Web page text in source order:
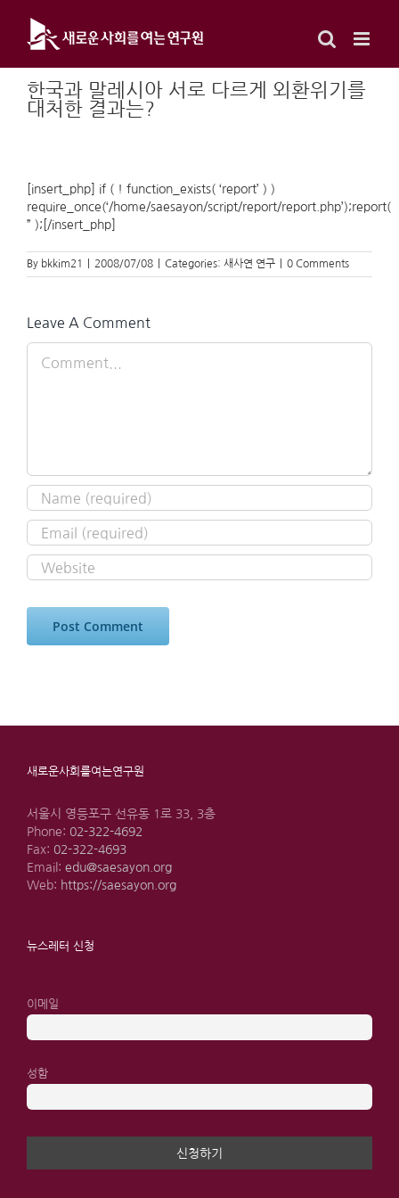
content
한국과 말레시아 서로 다르게 외환위기를
대처한 결과는?
[insert_php] if ( ! function_exists( ‘report’ ) )
require_once(‘/home/saesayon/script/report/report.php’);report(
” );[/insert_php]
By bkkim21 2008/07/08 Categories: 새사연 연구 0 Comments
Leave A Comment
새로운사회를여는연구원
서울시 영등포구 선유동 1로 33, 3층
Phone: 02-322-4692
Fax: 02-322-4693
Email: edu@saesayon.org
Web: https://saesayon.org
뉴스레터 신청
이메일
성함